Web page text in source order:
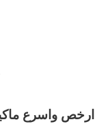
ارخص واسرع